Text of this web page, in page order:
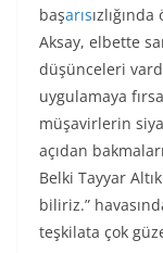
başarıs
Aksay, elbette
düşünceleri
uygulamaya
müşavirlerin
açıdan
Belki Tayyar
biliriz.”
teşkilata çok